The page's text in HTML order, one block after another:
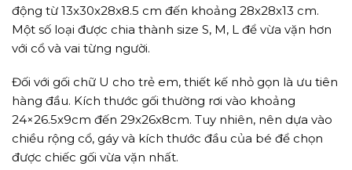
động từ 13x30x28x8.5 cm đến khoảng 28x28x13 cm.
Một số loại được chia thành size S, M, L để vừa vặn hơn
với cổ và vai từng người.
Đối với gối chữ U cho trẻ em, thiết kế nhỏ gọn là ưu tiên
hàng đầu. Kích thước gối thường rơi vào khoảng
24×26.5x9cm đến 29x26x8cm. Tuy nhiên, nên dựa vào
chiều rộng cổ, gáy và kích thước đầu của bé để chọn
được chiếc gối vừa vặn nhất.